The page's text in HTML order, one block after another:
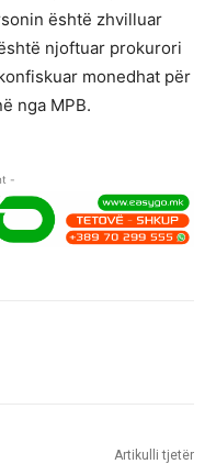
është zhvilluar
njoftuar prokurori
monedhat për
nga MPB.
-
Artikulli tjetër